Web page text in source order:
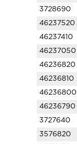
3728690
46237520
46237410
46237050
46236820
46236810
46236800
46236790
3727640
3576820